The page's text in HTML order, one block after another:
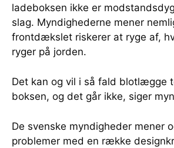
ladeboksen ikke er
slag. Myndighederne mener
frontdækslet riskerer at ryge af,
ryger på jorden.
Det kan og vil i så fald blotlægge
boksen, og det går ikke, siger
De svenske myndigheder mener
problemer med en række